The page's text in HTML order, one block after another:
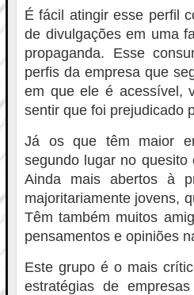
É fácil atingir esse perfil
de divulgações em uma
propaganda. Esse
perfis da empresa que
em que ele é acessível,
sentir que foi prejudicado
Já os que têm maior
segundo lugar no quesito
Ainda mais abertos à
majoritariamente jovens,
Têm também muitos
pensamentos e opiniões
Este grupo é o mais
estratégias de